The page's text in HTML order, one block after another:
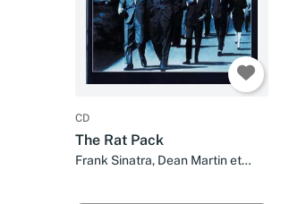
CD
The Rat Pack
Frank Sinatra, Dean Martin et